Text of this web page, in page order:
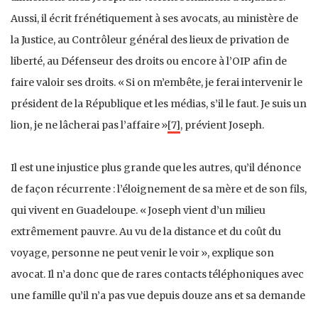
Aussi, il écrit frénétiquement à ses avocats, au ministère de
la Justice, au Contrôleur général des lieux de privation de
liberté, au Défenseur des droits ou encore à l’OIP afin de
faire valoir ses droits. « Si on m’embête, je ferai intervenir le
président de la République et les médias, s’il le faut. Je suis un
lion, je ne lâcherai pas l’affaire »[7], prévient Joseph.
Il est une injustice plus grande que les autres, qu’il dénonce
de façon récurrente : l’éloignement de sa mère et de son fils,
qui vivent en Guadeloupe. « Joseph vient d’un milieu
extrêmement pauvre. Au vu de la distance et du coût du
voyage, personne ne peut venir le voir », explique son
avocat. Il n’a donc que de rares contacts téléphoniques avec
une famille qu’il n’a pas vue depuis douze ans et sa demande